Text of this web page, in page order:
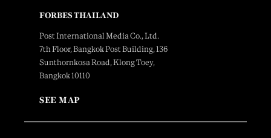
FORBES THAILAND
Post International Media Co., Ltd.
7th Floor, Bangkok Post Building, 136
Sunthornkosa Road, Klong Toey,
Bangkok 10110
SEE MAP